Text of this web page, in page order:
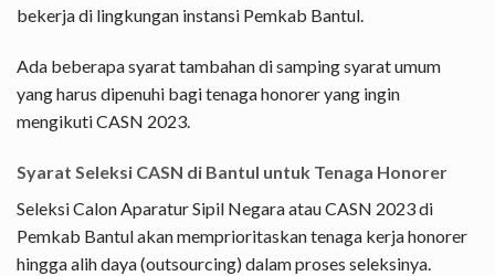
bekerja di lingkungan instansi Pemkab Bantul.
Ada beberapa syarat tambahan di samping syarat umum
yang harus dipenuhi bagi tenaga honorer yang ingin
mengikuti CASN 2023.
Syarat Seleksi CASN di Bantul untuk Tenaga Honorer
Seleksi Calon Aparatur Sipil Negara atau CASN 2023 di
Pemkab Bantul akan memprioritaskan tenaga kerja honorer
hingga alih daya (outsourcing) dalam proses seleksinya.